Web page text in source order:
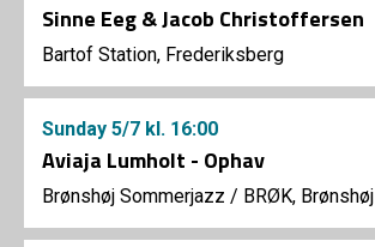
Sinne Eeg & Jacob Christoffersen
Bartof Station, Frederiksberg
Sunday 5/7 kl. 16:00
Aviaja Lumholt - Ophav
Brønshøj Sommerjazz / BRØK, Brønshøj